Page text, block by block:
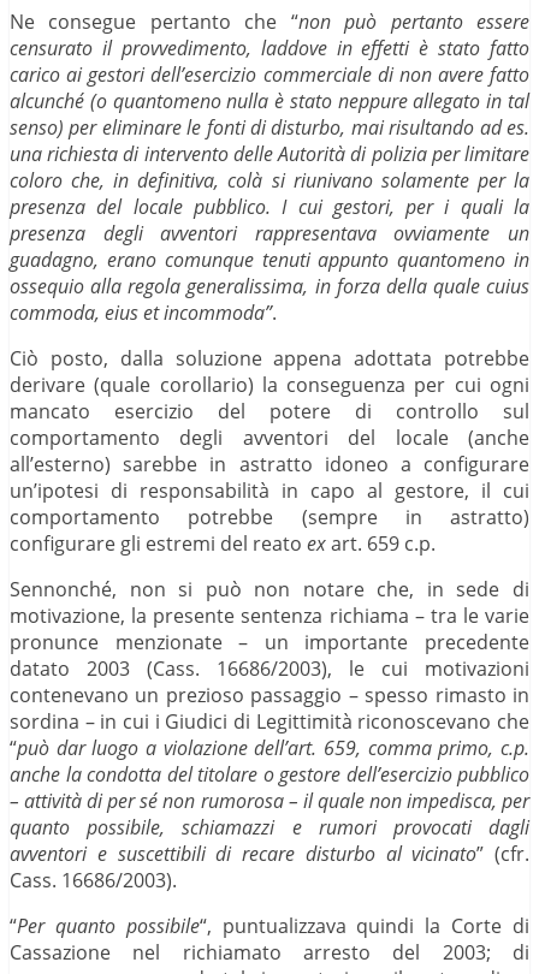
Ne consegue pertanto che “non può pertanto essere
censurato il provvedimento, laddove in effetti è stato fatto
carico ai gestori dell’esercizio commerciale di non avere fatto
alcunché (o quantomeno nulla è stato neppure allegato in tal
senso) per eliminare le fonti di disturbo, mai risultando ad es.
una richiesta di intervento delle Autorità di polizia per limitare
coloro che, in definitiva, colà si riunivano solamente per la
presenza del locale pubblico. I cui gestori, per i quali la
presenza degli avventori rappresentava ovviamente un
guadagno, erano comunque tenuti appunto quantomeno in
ossequio alla regola generalissima, in forza della quale cuius
commoda, eius et incommoda”.
Ciò posto, dalla soluzione appena adottata potrebbe
derivare (quale corollario) la conseguenza per cui ogni
mancato esercizio del potere di controllo sul
comportamento degli avventori del locale (anche
all’esterno) sarebbe in astratto idoneo a configurare
un’ipotesi di responsabilità in capo al gestore, il cui
comportamento potrebbe (sempre in astratto)
configurare gli estremi del reato exart. 659 c.p.
Sennonché, non si può non notare che, in sede di
motivazione, la presente sentenza richiama – tra le varie
pronunce menzionate – un importante precedente
datato 2003 (Cass. 16686/2003), le cui motivazioni
contenevano un prezioso passaggio – spesso rimasto in
sordina – in cui i Giudici di Legittimità riconoscevano che
“può dar luogo a violazione dell’art. 659, comma primo, c.p.
anche la condotta del titolare o gestore dell’esercizio pubblico
– attività di per sé non rumorosa – il quale non impedisca, per
quanto possibile, schiamazzi e rumori provocati dagli
avventori e suscettibili di recare disturbo al vicinato” (cfr.
Cass. 16686/2003).
“Per quanto possibile“, puntualizzava quindi la Corte di
Cassazione nel richiamato arresto del 2003; di